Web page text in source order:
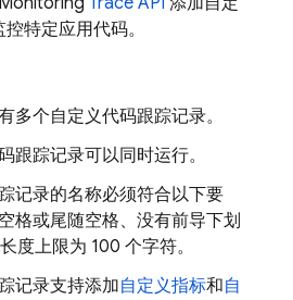
特定应用代码。
多个自定义代码跟踪记录。
跟踪记录可以同时运行。
记录的名称必须符合以下要
格或尾随空格、没有前导下划
度上限为 100 个字符。
记录支持添加自定义指标和自